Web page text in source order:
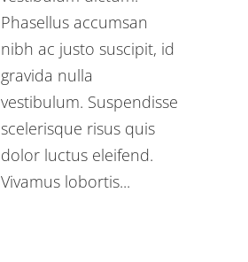
Phasellus accumsan
nibh ac justo suscipit, id
gravida nulla
vestibulum. Suspendisse
scelerisque risus quis
dolor luctus eleifend.
Vivamus lobortis...